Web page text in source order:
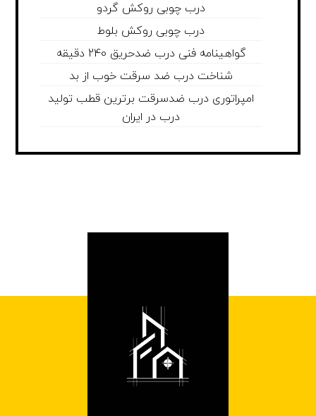
درب چوبی روکش گردو
درب چوبی روکش بلوط
گواهینامه فنی درب ضدحریق 240 دقیقه
شناخت درب ضد سرقت خوب از بد
امپراتوری درب ضدسرقت برترین قطب تولید
درب در ایران